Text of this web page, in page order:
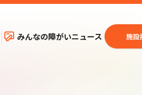
みんなの障がいニュース 施設